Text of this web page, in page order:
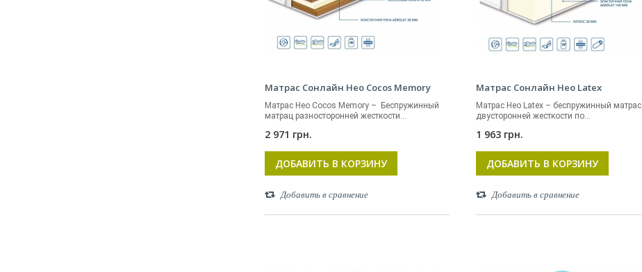
Матрас Сонлайн Нео Cocos Memory
Матрас Нео Cocos Memory – Беспружинный
матрац разносторонней жесткости...
2 971 грн.
ДОБАВИТЬ В КОРЗИНУ
Добавить в сравнение
Матрас Сонлайн Нео Latex
Матрас Нео Latex – беспружинный матрас
двусторонней жесткости по...
1 963 грн.
ДОБАВИТЬ В КОРЗИНУ
Добавить в сравнение